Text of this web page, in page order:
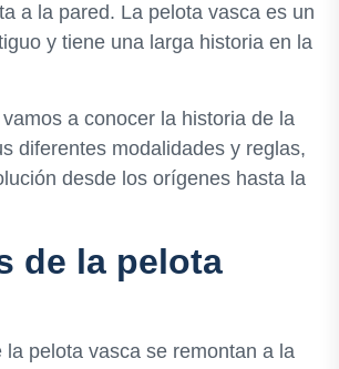
a la pared. La pelota vasca es un
y tiene una larga historia en la
a conocer la historia de la
diferentes modalidades y reglas,
desde los orígenes hasta la
de la pelota
la pelota vasca se remontan a la